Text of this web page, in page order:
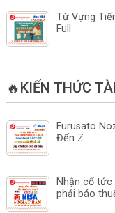
Từ Vựng
Full
🔥KIẾN THỨC
Furusato
Đến Z
Nhận cổ
phải báo